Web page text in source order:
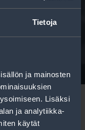
Tietoja
ja mainosten
Lisäksi
ja analytiikka-
käytät
renkaista ja